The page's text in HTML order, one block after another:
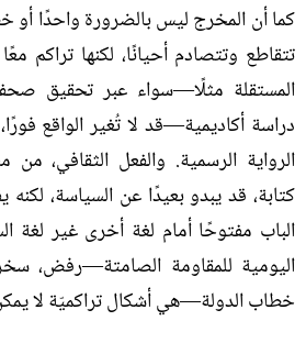
كما أن المخرج ليس بالضرورة واحدًا أو
تتقاطع وتتصادم أحيانًا، لكنها تراكم
المستقلة مثلًا—سواء عبر تحقيق
دراسة أكاديمية—قد لا تُغير الواقع
الرواية الرسمية. والفعل الثقافي،
كتابة، قد يبدو بعيدًا عن السياسة، لكنه
الباب مفتوحًا أمام لغة أخرى غير لغة
اليومية للمقاومة الصامتة—رفض،
خطاب الدولة—هي أشكال تراكميّة لا يمكن